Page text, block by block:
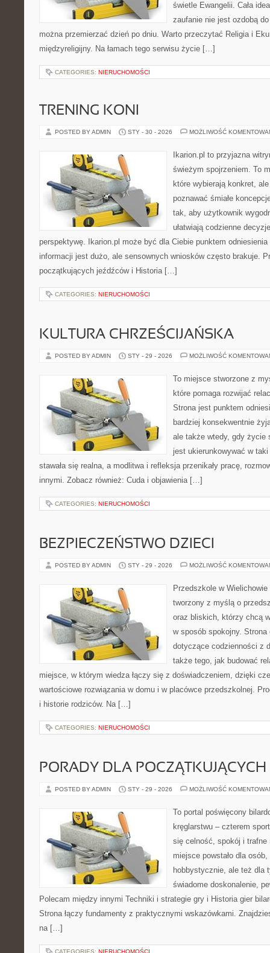
świetle Ewangelii. Cała
zaufanie nie jest ozdobą
można przemierzać dzień po dniu. Warto przeczytać Religia i
międzyreligijny. Na łamach tego serwisu życie […]
CATEGORIES: NIERUCHOMOŚCI
TRENING KONI
POSTED BY ADMIN STY - 30 - 2026 MOŻLIWOŚĆ
Ikarion.pl to przyjazna
świeżym spojrzeniem. To
które wybierają konkret,
poznawać śmiałe
tak, aby użytkownik
ułatwiają codzienne
perspektywę. Ikarion.pl może być dla Ciebie punktem
informacji jest dużo, ale sensownych wniosków często brakuje.
początkujących jeźdźców i Historia […]
CATEGORIES: NIERUCHOMOŚCI
KULTURA CHRZEŚCIJAŃSKA
POSTED BY ADMIN STY - 29 - 2026 MOŻLIWOŚĆ
To miejsce stworzone z
które pomaga rozwijać
Strona jest punktem
bardziej konsekwentnie
ale także wtedy, gdy życie
jest ukierunkowywać w
stawała się realna, a modlitwa i refleksja przenikały pracę,
innymi. Zobacz również: Cuda i objawienia […]
CATEGORIES: NIERUCHOMOŚCI
BEZPIECZEŃSTWO DZIECI
POSTED BY ADMIN STY - 29 - 2026 MOŻLIWOŚĆ
Przedszkole w
tworzony z myślą o
oraz bliskich, którzy chcą
w sposób spokojny.
dotyczące codzienności z
także tego, jak budować
miejsce, w którym wiedza łączy się z doświadczeniem, dzięki
wartościowe rozwiązania w domu i w placówce przedszkolnej.
i historie rodziców. Na […]
CATEGORIES: NIERUCHOMOŚCI
PORADY DLA POCZĄTKUJĄCYCH
POSTED BY ADMIN STY - 29 - 2026 MOŻLIWOŚĆ
To portal poświęcony
kręglarstwu – czterem
się celność, spokój i trafne
miejsce powstało dla
hobbystycznie, ale też dla
świadome doskonalenie,
Polecam między innymi Techniki i strategie gry i Historia gier
Strona łączy fundamenty z praktycznymi wskazówkami.
na […]
CATEGORIES: NIERUCHOMOŚCI